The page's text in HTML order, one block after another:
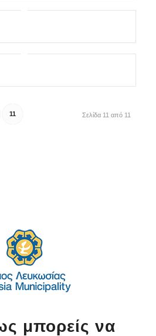
Σελίδα 11 από 11
11
μπορείς να